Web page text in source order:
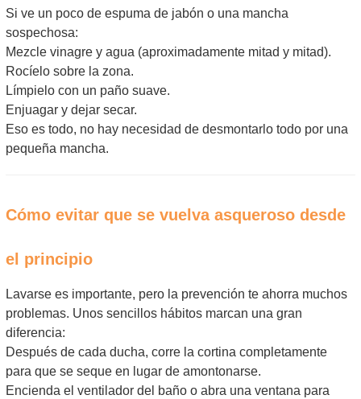
Si ve un poco de espuma de jabón o una mancha
sospechosa:
Mezcle vinagre y agua (aproximadamente mitad y mitad).
Rocíelo sobre la zona.
Límpielo con un paño suave.
Enjuagar y dejar secar.
Eso es todo, no hay necesidad de desmontarlo todo por una
pequeña mancha.
Cómo evitar que se vuelva asqueroso desde
el principio
Lavarse es importante, pero la prevención te ahorra muchos
problemas. Unos sencillos hábitos marcan una gran
diferencia:
Después de cada ducha, corre la cortina completamente
para que se seque en lugar de amontonarse.
Encienda el ventilador del baño o abra una ventana para